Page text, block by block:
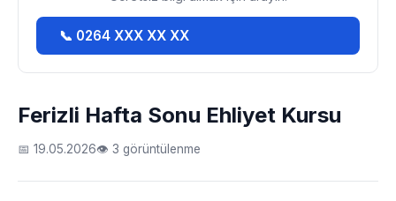
Ferizli Hafta Sonu Ehliyet Kursu
📅 19.05.2026👁 3 görüntülenme
📞 0264 XXX XX XX